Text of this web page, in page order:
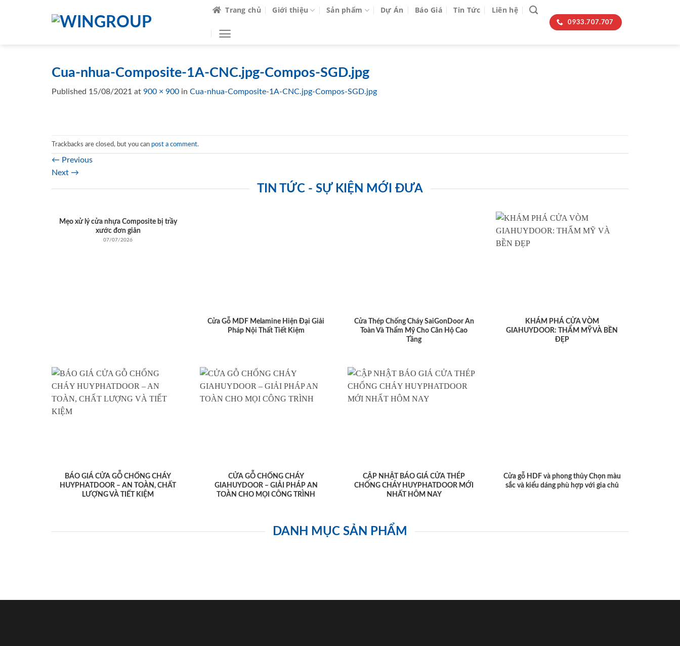
Trang chủ Giới thiệu Sản phẩm Dự Án Báo Giá Tin Tức Liên hệ
0933.707.707
Cua-nhua-Composite-1A-CNC.jpg-Compos-SGD.jpg
Published 15/08/2021 at 900 × 900 in Cua-nhua-Composite-1A-CNC.jpg-Compos-SGD.jpg
Trackbacks are closed, but you can post a comment.
← Previous
Next →
TIN TỨC - SỰ KIỆN MỚI ĐƯA
Mẹo xử lý cửa nhựa Composite bị trầy
xước đơn giản
07/07/2026
Cửa Gỗ MDF Melamine Hiện Đại Giải
Pháp Nội Thất Tiết Kiệm
Cửa Thép Chống Cháy SaiGonDoor An
Toàn Và Thẩm Mỹ Cho Căn Hộ Cao
Tầng
KHÁM PHÁ CỬA VÒM
GIAHUYDOOR: THẨM MỸ VÀ BỀN
ĐẸP
BÁO GIÁ CỬA GỖ CHỐNG CHÁY
HUYPHATDOOR – AN TOÀN, CHẤT
LƯỢNG VÀ TIẾT KIỆM
CỬA GỖ CHỐNG CHÁY
GIAHUYDOOR – GIẢI PHÁP AN
TOÀN CHO MỌI CÔNG TRÌNH
CẬP NHẬT BÁO GIÁ CỬA THÉP
CHỐNG CHÁY HUYPHATDOOR MỚI
NHẤT HÔM NAY
Cửa gỗ HDF và phong thủy Chọn màu
sắc và kiểu dáng phù hợp với gia chủ
DANH MỤC SẢN PHẨM